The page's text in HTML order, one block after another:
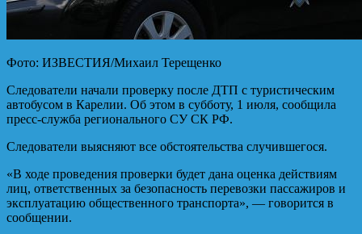
Фото: ИЗВЕСТИЯ/Михаил Терещенко
Следователи начали проверку после ДТП с туристическим
автобусом в Карелии. Об этом в субботу, 1 июля, сообщила
пресс-служба регионального СУ СК РФ.
Следователи выясняют все обстоятельства случившегося.
«В ходе проведения проверки будет дана оценка действиям
лиц, ответственных за безопасность перевозки пассажиров и
эксплуатацию общественного транспорта», — говорится в
сообщении.